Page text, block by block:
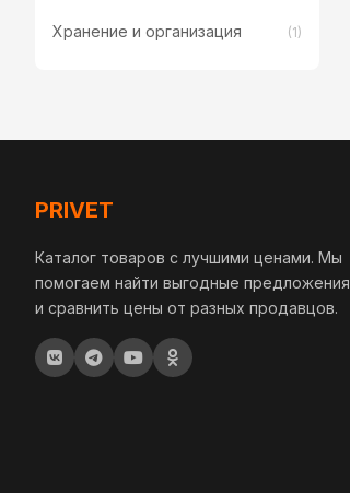
Хранение и организация (1)
PRIVET
Каталог товаров с лучшими ценами. Мы
помогаем найти выгодные предложения
и сравнить цены от разных продавцов.